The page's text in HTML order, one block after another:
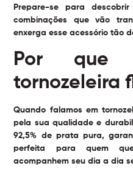
Prepare-se para
combinações que vão
enxerga esse acessório tão
Por que
tornozeleira
Quando falamos em
pela sua qualidade e
92,5% de prata pura,
perfeita para quem
acompanhem seu dia a dia